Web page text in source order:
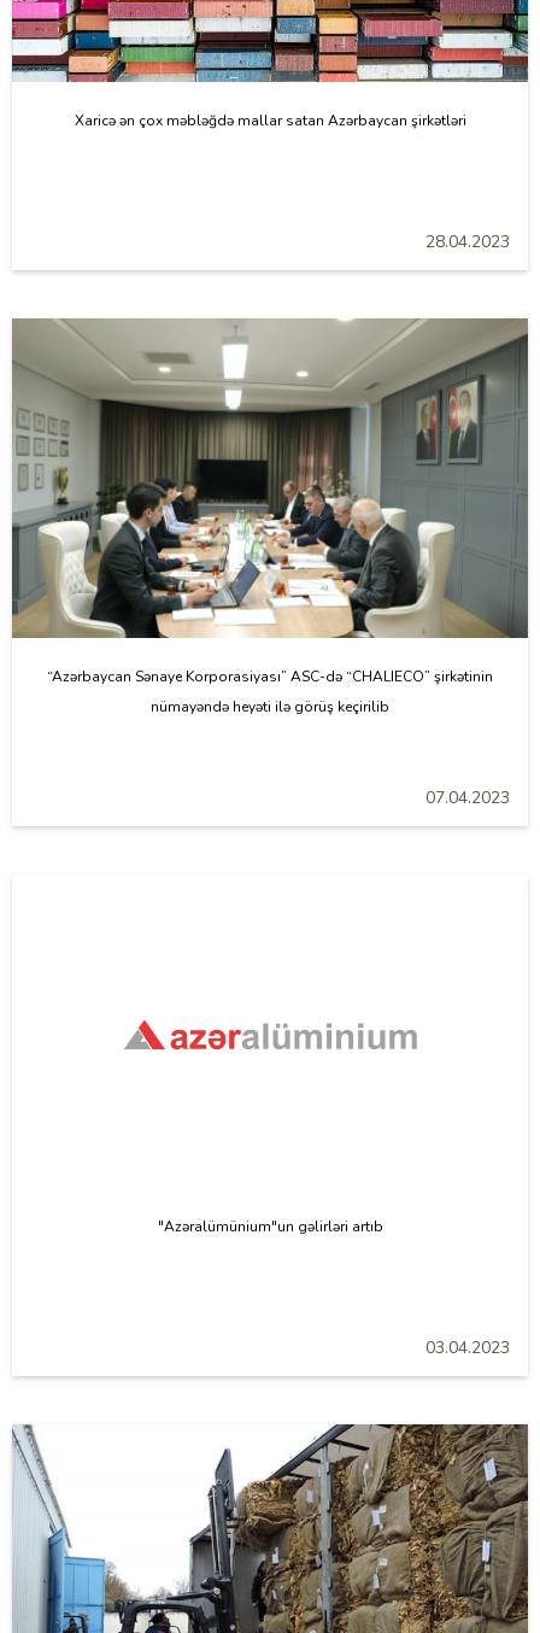
Xaricə ən çox məbləğdə mallar satan Azərbaycan şirkətləri
28.04.2023
“Azərbaycan Sənaye Korporasiyası” ASC-də “CHALIECO” şirkətinin
nümayəndə heyəti ilə görüş keçirilib
07.04.2023
"Azəralümünium"un gəlirləri artıb
03.04.2023